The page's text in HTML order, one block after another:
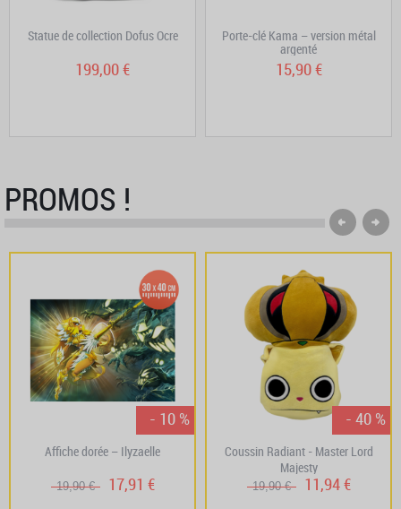
Statue de collection Dofus Ocre
199,00 €
Porte-clé Kama – version métal
argenté
15,90 €
PROMOS !
- 10 %
Affiche dorée – Ilyzaelle
19,90 € 17,91 €
- 40 %
Coussin Radiant - Master Lord
Majesty
19,90 € 11,94 €